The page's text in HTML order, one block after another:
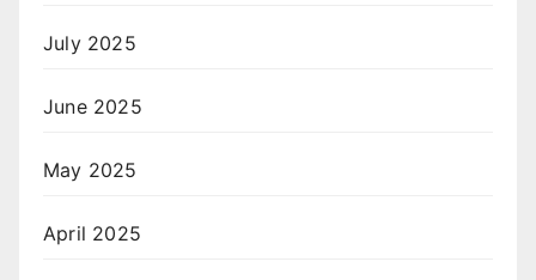
July 2025
June 2025
May 2025
April 2025